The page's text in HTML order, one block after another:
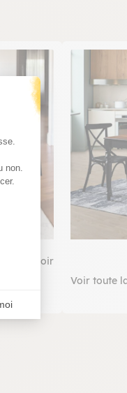
:
non.
- pied noir
Voir toute